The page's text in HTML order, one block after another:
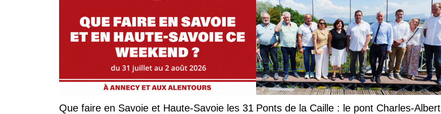
Que faire en Savoie et Haute-Savoie les 31 Ponts de la Caille : le pont Charles-Albert